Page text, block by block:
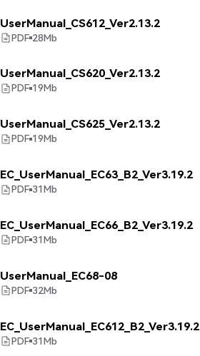
UserManual_CS612_Ver2.13.2
PDF 28Mb
UserManual_CS620_Ver2.13.2
PDF 19Mb
UserManual_CS625_Ver2.13.2
PDF 19Mb
EC_UserManual_EC63_B2_Ver3.19.2
PDF 31Mb
EC_UserManual_EC66_B2_Ver3.19.2
PDF 31Mb
UserManual_EC68-08
PDF 32Mb
EC_UserManual_EC612_B2_Ver3.19.2
PDF 31Mb